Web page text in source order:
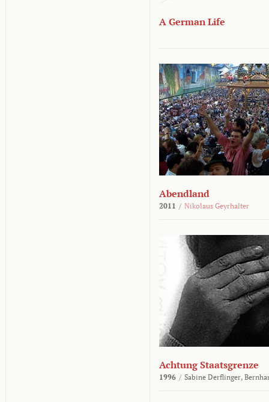
A German Life
Abendland
2011 / Nikolaus Geyrhalter
Achtung Staatsgrenze
1996 / Sabine Derflinger,